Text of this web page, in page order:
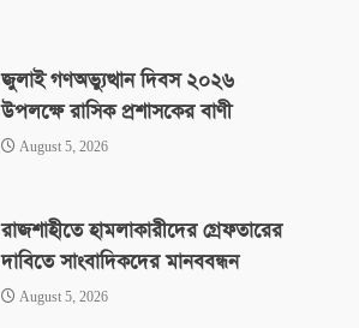
জুলাই গণঅভ্যুত্থান দিবস ২০২৬
উপলক্ষে রাসিক প্রশাসকের বাণী
August 5, 2026
রাজশাহীতে হামলাকারীদের গ্রেফতারের
দাবিতে সাংবাদিকদের মানববন্ধন
August 5, 2026